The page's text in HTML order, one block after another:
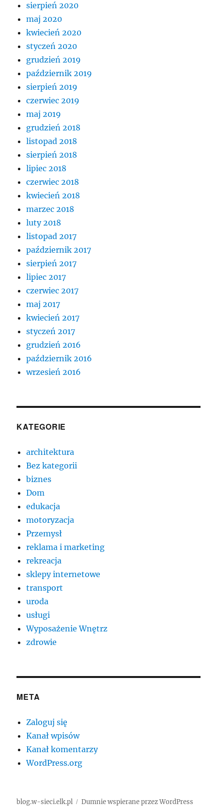
sierpień 2020
maj 2020
kwiecień 2020
styczeń 2020
grudzień 2019
październik 2019
sierpień 2019
czerwiec 2019
maj 2019
grudzień 2018
listopad 2018
sierpień 2018
lipiec 2018
czerwiec 2018
kwiecień 2018
marzec 2018
luty 2018
listopad 2017
październik 2017
sierpień 2017
lipiec 2017
czerwiec 2017
maj 2017
kwiecień 2017
styczeń 2017
grudzień 2016
październik 2016
wrzesień 2016
KATEGORIE
architektura
Bez kategorii
biznes
Dom
edukacja
motoryzacja
Przemysł
reklama i marketing
rekreacja
sklepy internetowe
transport
uroda
usługi
Wyposażenie Wnętrz
zdrowie
META
Zaloguj się
Kanał wpisów
Kanał komentarzy
WordPress.org
blog.w-sieci.elk.pl Dumnie wspierane przez WordPress